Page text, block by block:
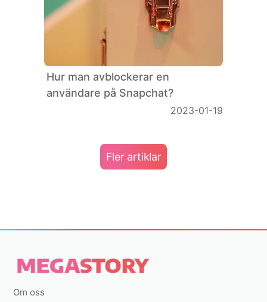
Hur man avblockerar en
användare på Snapchat?
2023-01-19
Fler artiklar
Om oss